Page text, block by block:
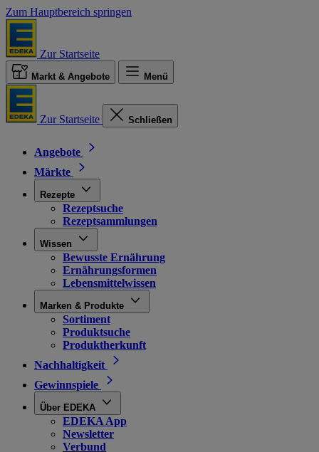
Zum Hauptbereich springen
Zur Startseite
Markt & Angebote Menü
Zur Startseite Schließen
Angebote
Märkte
Rezepte
Rezeptsuche
Rezeptsammlungen
Wissen
Bewusste Ernährung
Ernährungsformen
Lebensmittelwissen
Marken & Produkte
Sortiment
Produktsuche
Produktherkunft
Nachhaltigkeit
Gewinnspiele
Über EDEKA
EDEKA App
Newsletter
Verbund